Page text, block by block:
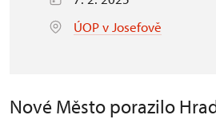
ÚOP v Josefově
Nové Město porazilo